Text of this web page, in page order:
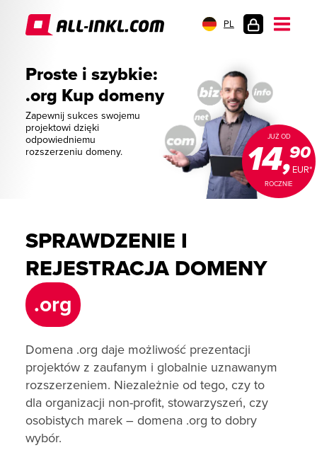
PL
Proste i szybkie:
.org Kup domeny
Zapewnij sukces swojemu
projektowi dzięki
odpowiedniemu
rozszerzeniu domeny.
JUŻ OD
14,EUR*
90
ROCZNIE
SPRAWDZENIE I
REJESTRACJA DOMENY
.org
Domena .org daje możliwość prezentacji
projektów z zaufanym i globalnie uznawanym
rozszerzeniem. Niezależnie od tego, czy to
dla organizacji non-profit, stowarzyszeń, czy
osobistych marek – domena .org to dobry
wybór.